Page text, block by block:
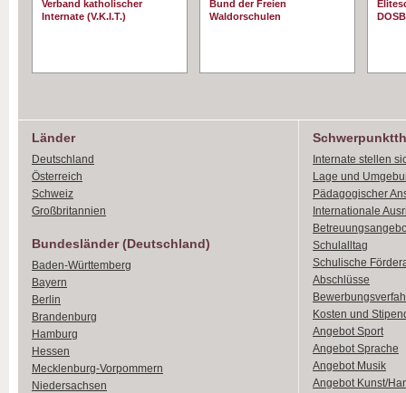
Verband katholischer
Internate (V.K.I.T.)
Bund der Freien
Waldorschulen
DOSB
Länder
Deutschland
Österreich
Schweiz
Großbritannien
Bundesländer (Deutschland)
Baden-Württemberg
Bayern
Berlin
Brandenburg
Hamburg
Hessen
Mecklenburg-Vorpommern
Niedersachsen
Internate stellen
Lage und
Pädagogischer
Internationale
Schulalltag
Schulische
Abschlüsse
Kosten und
Angebot Sport
Angebot Sprache
Angebot Musik
Angebot Kunst/